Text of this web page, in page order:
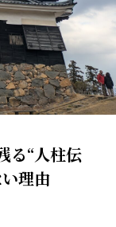
る“人柱伝
理由